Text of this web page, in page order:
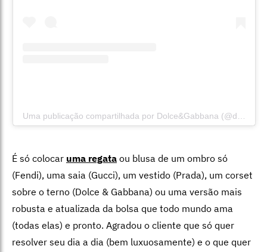
Uma publicação compartilhada por Dolce&Gabbana (@dolcegabbana)
É só colocar uma regata ou blusa de um ombro só
(Fendi), uma saia (Gucci), um vestido (Prada), um corset
sobre o terno (Dolce & Gabbana) ou uma versão mais
robusta e atualizada da bolsa que todo mundo ama
(todas elas) e pronto. Agradou o cliente que só quer
resolver seu dia a dia (bem luxuosamente) e o que quer